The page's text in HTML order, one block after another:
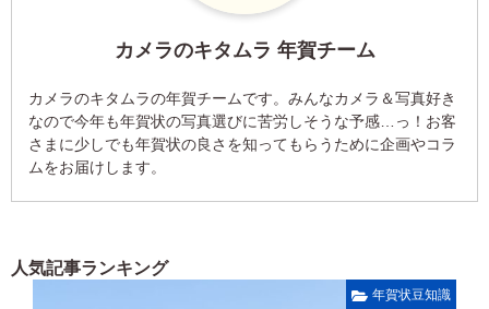
カメラのキタムラ 年賀チーム
カメラのキタムラの年賀チームです。みんなカメラ＆写真好き
なので今年も年賀状の写真選びに苦労しそうな予感…っ！お客
さまに少しでも年賀状の良さを知ってもらうために企画やコラ
ムをお届けします。
人気記事ランキング
年賀状豆知識